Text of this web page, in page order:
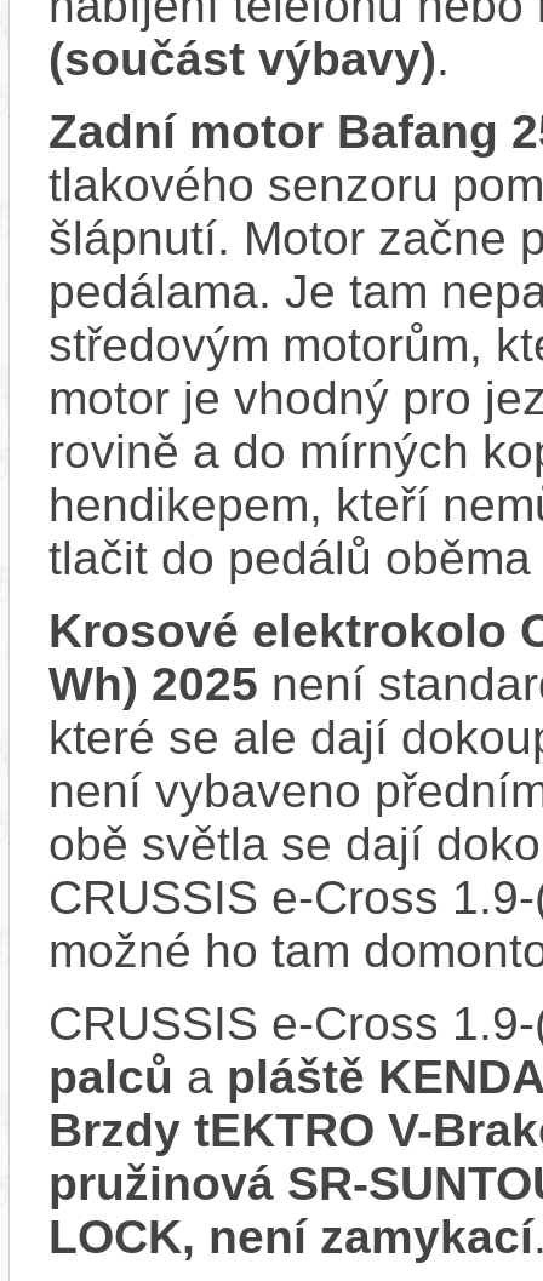
(součást výbavy).
Zadní motor Bafang
tlakového senzoru
šlápnutí. Motor začne
pedálama. Je tam
středovým motorům,
motor je vhodný pro
rovině a do mírných
hendikepem, kteří
tlačit do pedálů
Krosové elektrokolo
Wh) 2025 není
které se ale dají
není vybaveno
obě světla se dají
CRUSSIS e-Cross
možné ho tam
CRUSSIS e-Cross
palců a pláště
Brzdy tEKTRO V-
pružinová SR-
LOCK, není zamykací